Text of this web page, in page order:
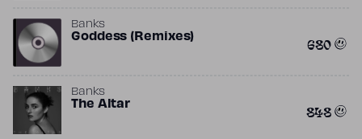
Banks
Goddess (Remixes) 680
Banks
The Altar 848